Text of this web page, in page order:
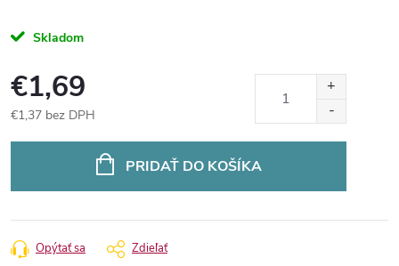
Skladom
€1,69
€1,37 bez DPH
PRIDAŤ DO KOŠÍKA
Opýtať sa Zdieľať